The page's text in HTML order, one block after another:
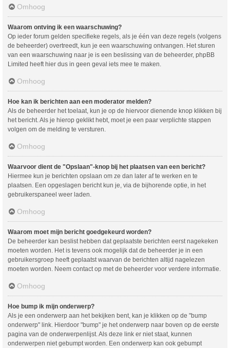
Omhoog
Waarom ontving ik een waarschuwing?
Op ieder forum gelden specifieke regels, als je één van deze regels (volgens
de beheerder) overtreedt, kun je een waarschuwing ontvangen. Het sturen
van een waarschuwing naar je is een beslissing van de beheerder, phpBB
Limited heeft hier dus in geen geval iets mee te maken.
Omhoog
Hoe kan ik berichten aan een moderator melden?
Als de beheerder het toelaat, kun je op de hiervoor dienende knop klikken bij
het bericht. Als je hierop geklikt hebt, moet je een paar verplichte stappen
volgen om de melding te versturen.
Omhoog
Waarvoor dient de "Opslaan"-knop bij het plaatsen van een bericht?
Hiermee kun je berichten opslaan om ze dan later af te werken en te
plaatsen. Een opgeslagen bericht kun je, via de bijhorende optie, in het
gebruikerspaneel weer laden.
Omhoog
Waarom moet mijn bericht goedgekeurd worden?
De beheerder kan beslist hebben dat geplaatste berichten eerst nagekeken
moeten worden. Het is tevens ook mogelijk dat de beheerder je in een
gebruikersgroep heeft geplaatst waarvan de berichten altijd nagelezen
moeten worden. Neem contact op met de beheerder voor verdere informatie.
Omhoog
Hoe bump ik mijn onderwerp?
Als je een onderwerp aan het bekijken bent, kan je klikken op de "bump
onderwerp" link. Hierdoor "bump" je het onderwerp naar boven op de eerste
pagina van de onderwerpenlijst. Als deze link er niet staat, kunnen
onderwerpen niet gebumpt worden. Een onderwerp kan ook gebumpt